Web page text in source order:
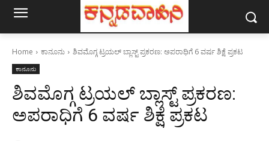
Home ಕಾನೂನು ಶಿವಮೊಗ್ಗ ಟ್ರಯಲ್ ಬ್ಲಾಸ್ಟ್ ಪ್ರಕರಣ: ಅಪರಾಧಿಗೆ 6 ವರ್ಷ ಶಿಕ್ಷೆ ಪ್ರಕಟ
ಕಾನೂನು
ಶಿವಮೊಗ್ಗ ಟ್ರಯಲ್ ಬ್ಲಾಸ್ಟ್ ಪ್ರಕರಣ:
ಅಪರಾಧಿಗೆ 6 ವರ್ಷ ಶಿಕ್ಷೆ ಪ್ರಕಟ